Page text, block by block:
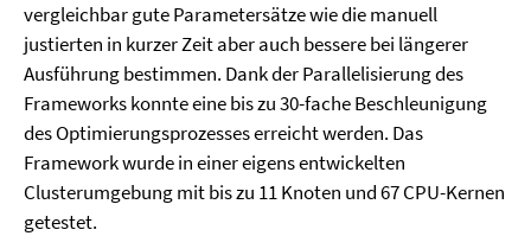
vergleichbar gute Parametersätze wie die manuell
justierten in kurzer Zeit aber auch bessere bei längerer
Ausführung bestimmen. Dank der Parallelisierung des
Frameworks konnte eine bis zu 30-fache Beschleunigung
des Optimierungsprozesses erreicht werden. Das
Framework wurde in einer eigens entwickelten
Clusterumgebung mit bis zu 11 Knoten und 67 CPU-Kernen
getestet.